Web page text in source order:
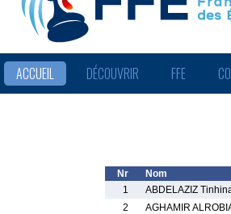
ACCUEIL DÉCOUVRIR FFE
Nr
Nom
1
ABDELAZIZ
2
AGHAMIR